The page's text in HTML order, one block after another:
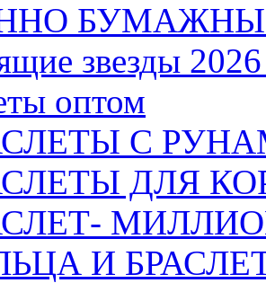
звезды
оптом
С
ДЛЯ
И